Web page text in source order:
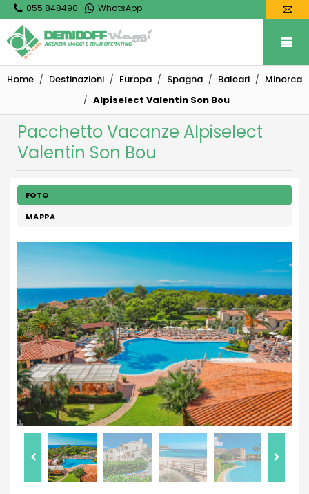
055 848490 WhatsApp
Home Destinazioni Europa Spagna Baleari
Minorca
Alpiselect Valentin Son Bou
Pacchetto Vacanze Alpiselect
Valentin Son Bou
FOTO
MAPPA